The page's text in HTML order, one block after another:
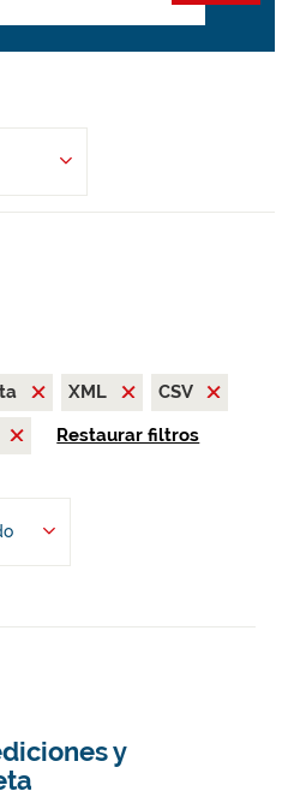
XML
CSV
Restaurar filtros
y